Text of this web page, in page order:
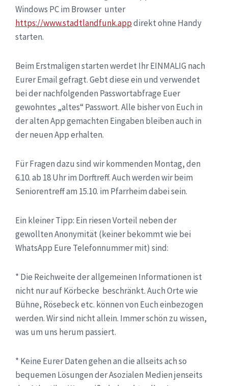
Windows PC im Browser unter
https://www.stadtlandfunk.appdirekt ohne Handy
starten.
Beim Erstmaligen starten werdet Ihr EINMALIG nach
Eurer Email gefragt. Gebt diese ein und verwendet
bei der nachfolgenden Passwortabfrage Euer
gewohntes „altes“ Passwort. Alle bisher von Euch in
der alten App gemachten Eingaben bleiben auch in
der neuen App erhalten.
Für Fragen dazu sind wir kommenden Montag, den
6.10. ab 18 Uhr im Dorftreff. Auch werden wir beim
Seniorentreff am 15.10. im Pfarrheim dabei sein.
Ein kleiner Tipp: Ein riesen Vorteil neben der
gewollten Anonymität (keiner bekommt wie bei
WhatsApp Eure Telefonnummer mit) sind:
* Die Reichweite der allgemeinen Informationen ist
nicht nur auf Körbecke beschränkt. Auch Orte wie
Bühne, Rösebeck etc. können von Euch einbezogen
werden. Wir sind nicht allein. Immer schön zu wissen,
was um uns herum passiert.
* Keine Eurer Daten gehen an die allseits ach so
bequemen Lösungen der Asozialen Medien jenseits